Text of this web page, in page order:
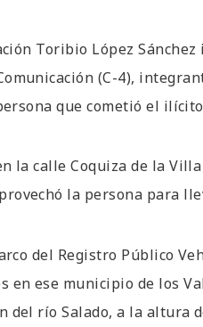
Toribio López
Comunicación (C-4),
que cometió el
la calle Coquiza de la
la persona para
del Registro Público
en ese municipio de los
del río Salado, a la